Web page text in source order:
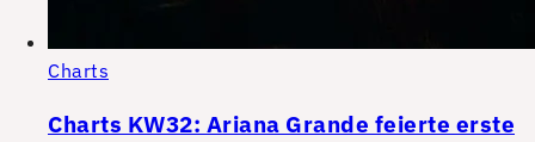
Charts
Charts KW32: Ariana Grande feierte erste